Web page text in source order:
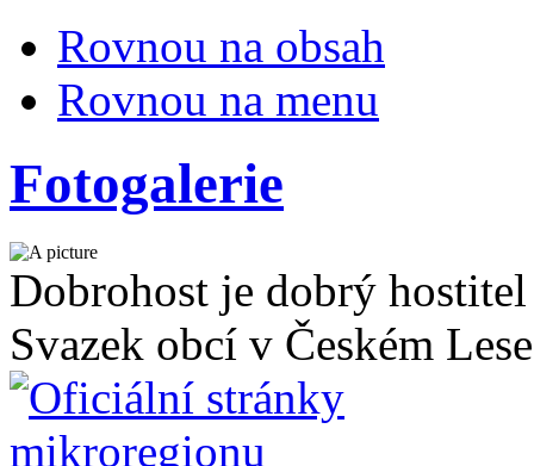
Rovnou na obsah
Rovnou na menu
Fotogalerie
Dobrohost je dobrý hostitel
Svazek obcí v Českém Lese